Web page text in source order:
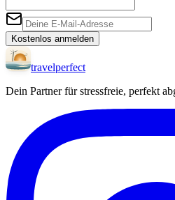
Kostenlos anmelden
travelperfect
Dein Partner für stressfreie, perfekt